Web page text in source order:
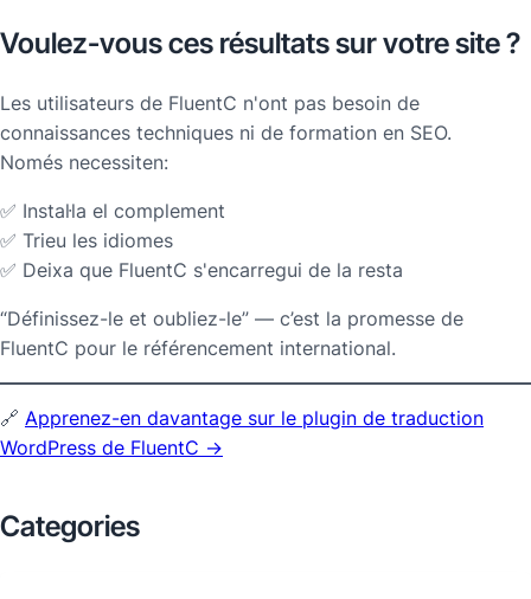
Voulez-vous ces résultats sur votre site ?
Les utilisateurs de FluentC n'ont pas besoin de
connaissances techniques ni de formation en SEO.
Només necessiten:
✅ Instal·la el complement
✅ Trieu les idiomes
✅ Deixa que FluentC s'encarregui de la resta
“Définissez-le et oubliez-le” — c’est la promesse de
FluentC pour le référencement international.
🔗 Apprenez-en davantage sur le plugin de traduction
WordPress de FluentC →
Categories